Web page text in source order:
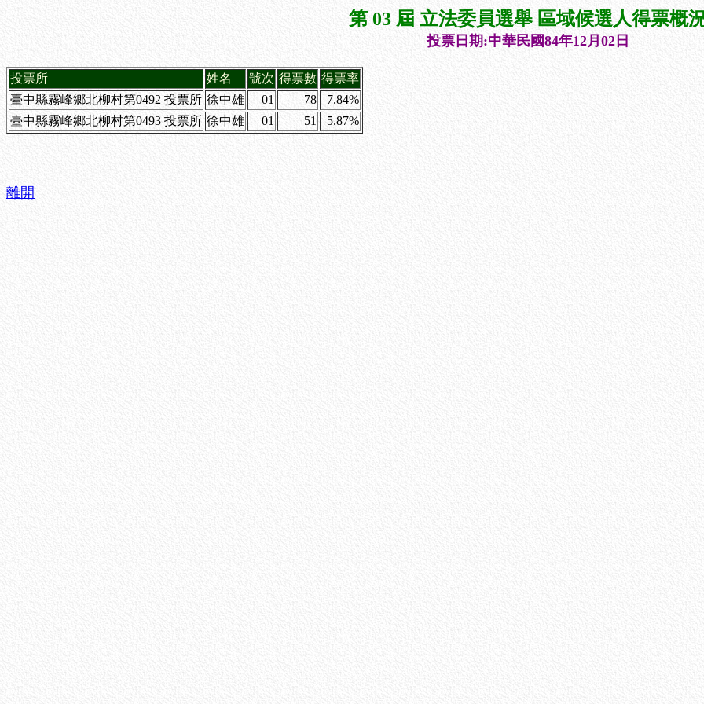
第 03 屆 立法委員選舉 區域候選人得票概
投票日期:中華民國84年12月02日
投票所 姓名 號次 得票數 得票率
臺中縣霧峰鄉北柳村第0492 投票所 徐中雄 01 78
7.84%
臺中縣霧峰鄉北柳村第0493 投票所 徐中雄 01 51 5.87%
離開